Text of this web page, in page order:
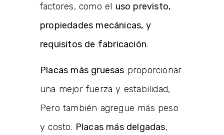
factores, como el uso previsto,
propiedades mecánicas, y
requisitos de fabricación.
Placas más gruesas proporcionar
una mejor fuerza y ​​estabilidad,
Pero también agregue más peso
y costo. Placas más delgadas,